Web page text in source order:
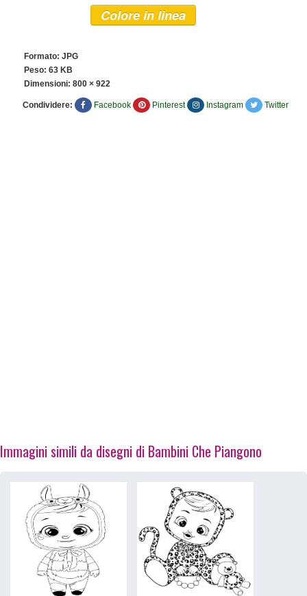
Colore in linea
Formato: JPG
Peso: 63 KB
Dimensioni: 800 × 922
Condividere: Facebook Pinterest Instagram Twitter
Immagini simili da disegni di Bambini Che Piangono